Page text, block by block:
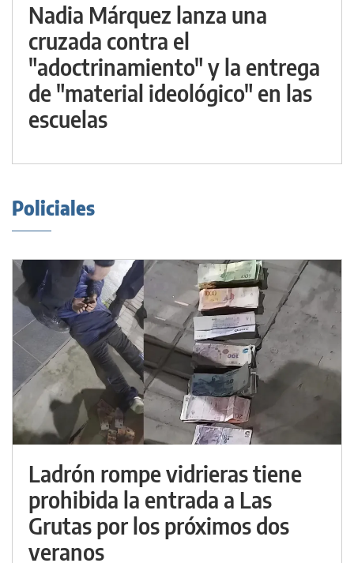
Nadia Márquez lanza una
cruzada contra el
"adoctrinamiento" y la entrega
de "material ideológico" en las
escuelas
Policiales
Ladrón rompe vidrieras tiene
prohibida la entrada a Las
Grutas por los próximos dos
veranos